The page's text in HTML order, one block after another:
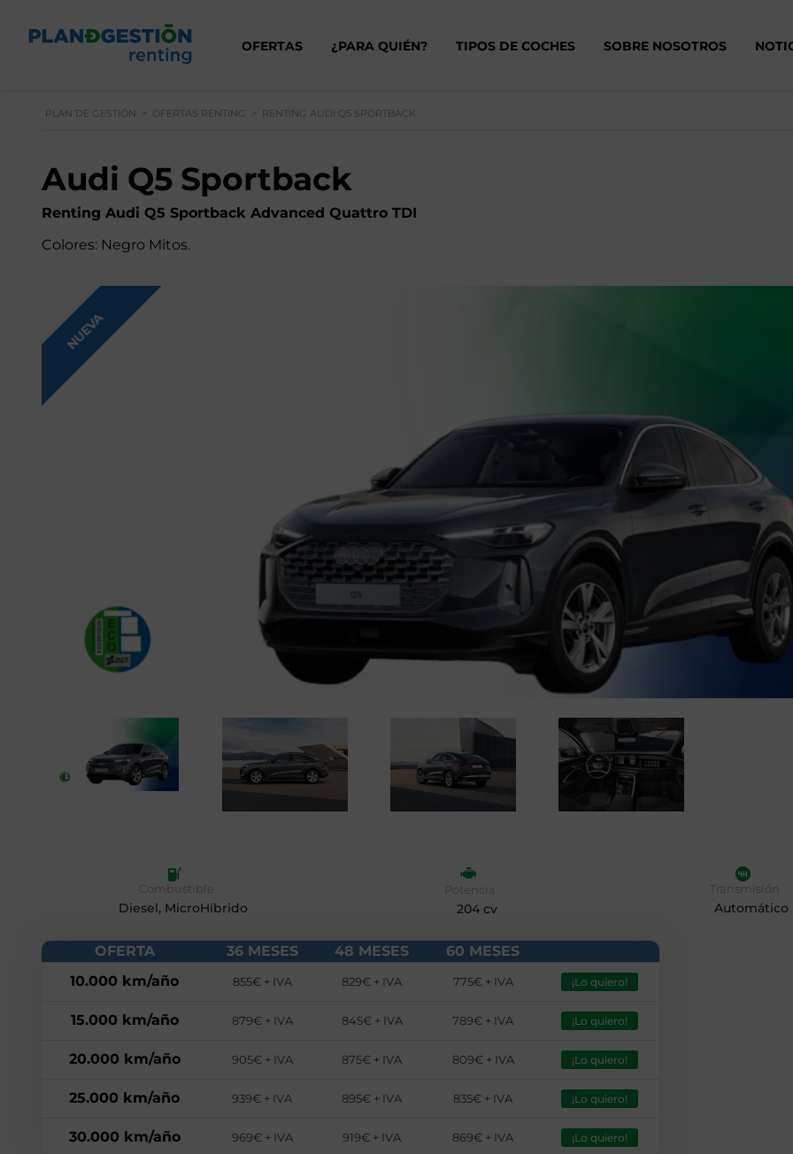
OFERTAS ¿PARA QUIÉN? TIPOS DE COCHES SOBRE NOSOTROS
PLAN DE GESTIÓN > OFERTAS RENTING > RENTING AUDI Q5 SPORTBACK
Audi Q5 Sportback
Renting Audi Q5 Sportback Advanced Quattro TDI
Colores: Negro Mitos.
NUEVA
Combustible
Diesel, MicroHíbrido
Potencia
204 cv
Transmisión
Automático
OFERTA 36 MESES 48 MESES
60 MESES
10.000 km/año
855€ + IVA 829€ + IVA 775€ + IVA ¡Lo quiero!
15.000 km/año 879€ + IVA 845€ + IVA 789€ + IVA ¡Lo quiero!
20.000 km/año 905€ + IVA 875€ + IVA 809€ + IVA ¡Lo quiero!
25.000 km/año 939€ + IVA 895€ + IVA 835€ + IVA ¡Lo quiero!
30.000 km/año 969€ + IVA 919€ + IVA 869€ + IVA ¡Lo quiero!